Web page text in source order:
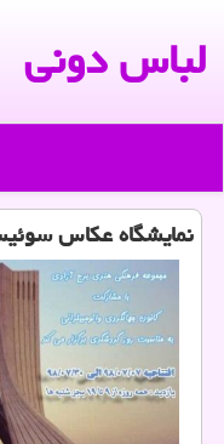
لباس دونی
نمایشگاه عكاس